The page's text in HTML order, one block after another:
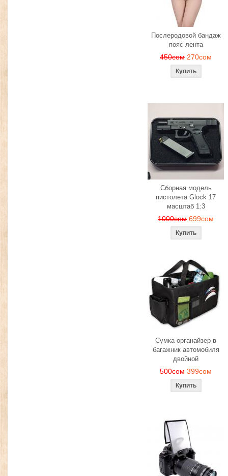
Послеродовой бандаж
пояс-лента
450сом 270сом
Сборная модель
пистолета Glock 17
масштаб 1:3
1000сом 699сом
Сумка органайзер в
багажник автомобиля
двойной
500сом 399сом